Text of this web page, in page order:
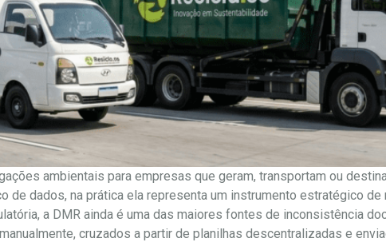
ambientais para empresas que geram, transportam ou
dados, na prática ela representa um instrumento estratégico de
a DMR ainda é uma das maiores fontes de inconsistência
cruzados a partir de planilhas descentralizadas e